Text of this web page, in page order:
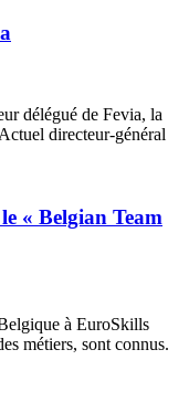
délégué de Fevia, la
directeur-général
« Belgian Team
à EuroSkills
métiers, sont connus.